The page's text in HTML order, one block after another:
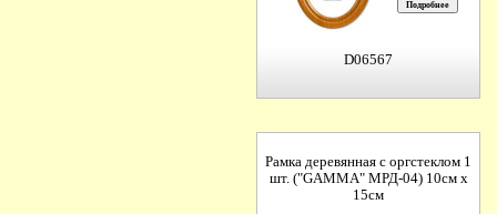
D06567
Рамка деревянная с оргстеклом 1
шт. ("GAMMA" МРД-04) 10см х
15см